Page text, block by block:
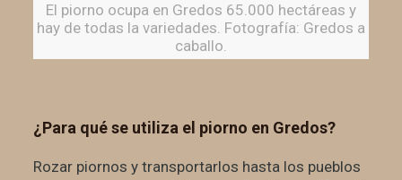
El piorno ocupa en Gredos 65.000 hectáreas y
hay de todas la variedades. Fotografía: Gredos a
caballo.
¿Para qué se utiliza el piorno en Gredos?
Rozar piornos y transportarlos hasta los pueblos